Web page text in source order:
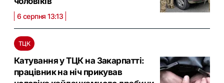
6 серпня 13:13
ТЦК
Катування у ТЦК на Закарпатті:
працівник на ніч прикував